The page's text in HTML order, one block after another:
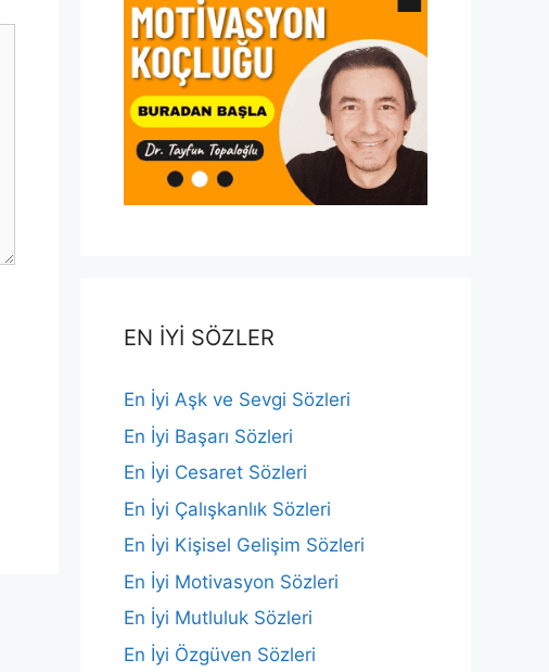
EN İYİ SÖZLER
En İyi Aşk ve Sevgi Sözleri
En İyi Başarı Sözleri
En İyi Cesaret Sözleri
En İyi Çalışkanlık Sözleri
En İyi Kişisel Gelişim Sözleri
En İyi Motivasyon Sözleri
En İyi Mutluluk Sözleri
En İyi Özgüven Sözleri